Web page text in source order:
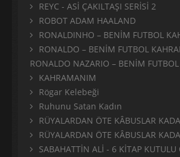
REYC - ASİ ÇAKILTAŞI SERİSİ 2
ROBOT ADAM HAALAND
RONALDINHO – BENİM FUTBOL
RONALDO – BENİM FUTBOL
RONALDO NAZARIO – BENİM FUTBOL
KAHRAMANIM
Rögar Kelebeği
Ruhunu Satan Kadın
RÜYALARDAN ÖTE KÂBUSLAR
RÜYALARDAN ÖTE KÂBUSLAR
SABAHATTİN ALİ - 6 KİTAP KUTULU